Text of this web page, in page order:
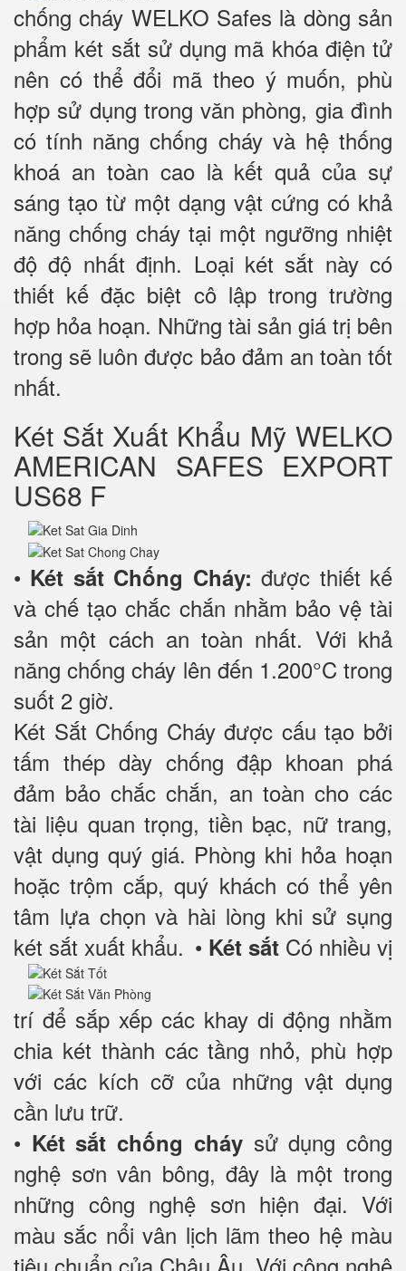
chống cháy WELKO Safes là dòng sản
phẩm két sắt sử dụng mã khóa điện tử
nên có thể đổi mã theo ý muốn, phù
hợp sử dụng trong văn phòng, gia đình
có tính năng chống cháy và hệ thống
khoá an toàn cao là kết quả của sự
sáng tạo từ một dạng vật cứng có khả
năng chống cháy tại một ngưỡng nhiệt
độ độ nhất định. Loại két sắt này có
thiết kế đặc biệt cô lập trong trường
hợp hỏa hoạn. Những tài sản giá trị bên
trong sẽ luôn được bảo đảm an toàn tốt
nhất.
Két Sắt Xuất Khẩu Mỹ WELKO
AMERICAN SAFES EXPORT
US68 F
• Két sắt Chống Cháy: được thiết kế
và chế tạo chắc chắn nhằm bảo vệ tài
sản một cách an toàn nhất. Với khả
năng chống cháy lên đến 1.200°C trong
suốt 2 giờ.
Két Sắt Chống Cháy được cấu tạo bởi
tấm thép dày chống đập khoan phá
đảm bảo chắc chắn, an toàn cho các
tài liệu quan trọng, tiền bạc, nữ trang,
vật dụng quý giá. Phòng khi hỏa hoạn
hoặc trộm cắp, quý khách có thể yên
tâm lựa chọn và hài lòng khi sử sụng
két sắt xuất khẩu. • Két sắtCó nhiều vị
trí để sắp xếp các khay di động nhằm
chia két thành các tầng nhỏ, phù hợp
với các kích cỡ của những vật dụng
cần lưu trữ.
• Két sắt chống cháysử dụng công
nghệ sơn vân bông, đây là một trong
những công nghệ sơn hiện đại. Với
màu sắc nổi vân lịch lãm theo hệ màu